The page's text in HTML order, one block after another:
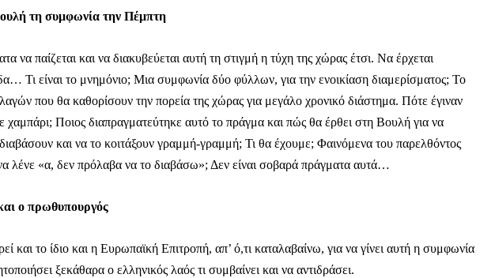
τη συμφωνία την Πέμπτη
να παίζεται και να διακυβεύεται αυτή τη στιγμή η τύχη της χώρας έτσι. Να έρχεται
Τι είναι το μνημόνιο; Μια συμφωνία δύο φύλλων, για την ενοικίαση διαμερίσματος; Το
που θα καθορίσουν την πορεία της χώρας για μεγάλο χρονικό διάστημα. Πότε έγιναν
χαμπάρι; Ποιος διαπραγματεύτηκε αυτό το πράγμα και πώς θα έρθει στη Βουλή για να
και να το κοιτάξουν γραμμή-γραμμή; Τι θα έχουμε; Φαινόμενα του παρελθόντος
λένε «α, δεν πρόλαβα να το διαβάσω»; Δεν είναι σοβαρά πράγματα αυτά…
ο πρωθυπουργός
και το ίδιο και η Ευρωπαϊκή Επιτροπή, απ’ ό,τι καταλαβαίνω, για να γίνει αυτή η συμφωνία
ξεκάθαρα ο ελληνικός λαός τι συμβαίνει και να αντιδράσει.